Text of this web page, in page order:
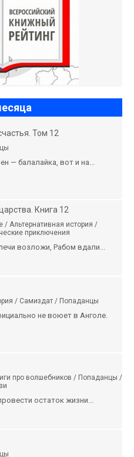
Том 12
— балалайка, вот и на...
Книга 12
/ Альтернативная история /
приключения
возложи, Рабом вдали...
/ Самиздат / Попаданцы
не воюет в Анголе.
про волшебников / Попаданцы /
остаток жизни...